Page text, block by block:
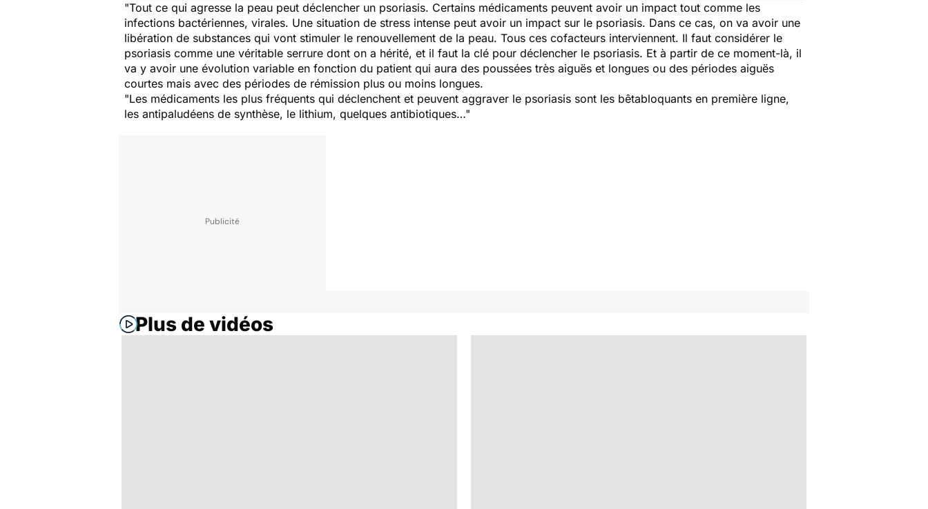
"Tout ce qui agresse la peau peut déclencher un psoriasis. Certains médicaments peuvent avoir un impact tout comme les
infections bactériennes, virales. Une situation de stress intense peut avoir un impact sur le psoriasis. Dans ce cas, on va avoir une
libération de substances qui vont stimuler le renouvellement de la peau. Tous ces cofacteurs interviennent. Il faut considérer le
psoriasis comme une véritable serrure dont on a hérité, et il faut la clé pour déclencher le psoriasis. Et à partir de ce moment-là, il
va y avoir une évolution variable en fonction du patient qui aura des poussées très aiguës et longues ou des périodes aiguës
courtes mais avec des périodes de rémission plus ou moins longues.
"Les médicaments les plus fréquents qui déclenchent et peuvent aggraver le psoriasis sont les bêtabloquants en première ligne,
les antipaludéens de synthèse, le lithium, quelques antibiotiques…"
Plus de vidéos